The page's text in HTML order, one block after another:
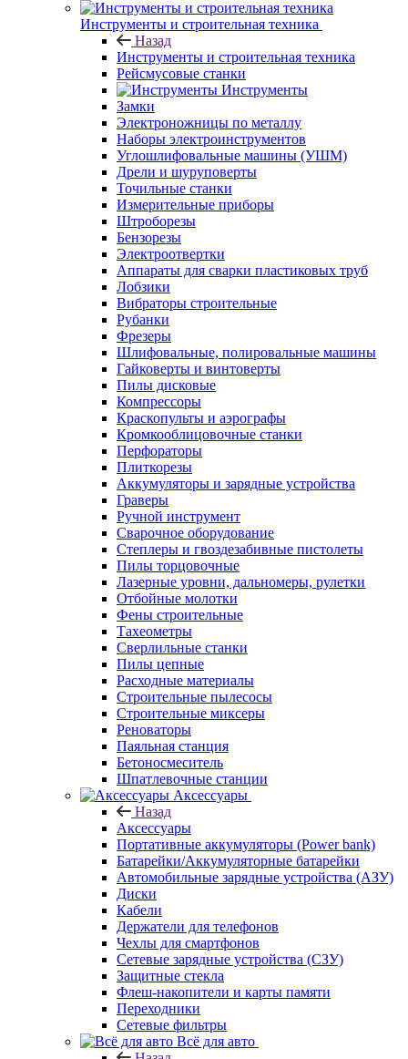
Инструменты и строительная техника
Назад
Инструменты и строительная техника
Рейсмусовые станки
Инструменты
Замки
Электроножницы по металлу
Наборы электроинструментов
Углошлифовальные машины (УШМ)
Дрели и шуруповерты
Точильные станки
Измерительные приборы
Штроборезы
Бензорезы
Электроотвертки
Аппараты для сварки пластиковых труб
Лобзики
Вибраторы строительные
Рубанки
Фрезеры
Шлифовальные, полировальные машины
Гайковерты и винтоверты
Пилы дисковые
Компрессоры
Краскопульты и аэрографы
Кромкооблицовочные станки
Перфораторы
Плиткорезы
Аккумуляторы и зарядные устройства
Граверы
Ручной инструмент
Сварочное оборудование
Степлеры и гвоздезабивные пистолеты
Пилы торцовочные
Лазерные уровни, дальномеры, рулетки
Отбойные молотки
Фены строительные
Тахеометры
Сверлильные станки
Пилы цепные
Расходные материалы
Строительные пылесосы
Строительные миксеры
Реноваторы
Паяльная станция
Бетоносмеситель
Шпатлевочные станции
Аксессуары
Назад
Аксессуары
Портативные аккумуляторы (Power bank)
Батарейки/Аккумуляторные батарейки
Автомобильные зарядные устройства (АЗУ)
Диски
Кабели
Держатели для телефонов
Чехлы для смартфонов
Сетевые зарядные устройства (СЗУ)
Защитные стекла
Флеш-накопители и карты памяти
Переходники
Сетевые фильтры
Всё для авто